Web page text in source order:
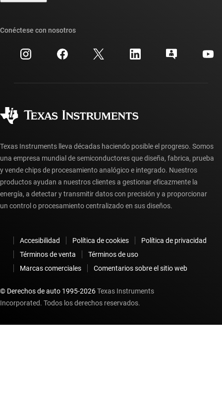
Eventos
Relaciones con los inversionistas
Foros de soporte de diseño de TI E2E™
Búsqueda de referencias cruzadas
Centro de atención al cliente
Preguntas frecuentes sobre la cuenta myTI
Preguntas frecuentes sobre pedidos
Conéctese con nosotros
Texas Instruments lleva décadas haciendo posible el progreso. Somos
una empresa mundial de semiconductores que diseña, fabrica, prueba
y vende chips de procesamiento analógico e integrado. Nuestros
productos ayudan a nuestros clientes a gestionar eficazmente la
energía, a detectar y transmitir datos con precisión y a proporcionar
un control o procesamiento centralizado en sus diseños.
Accesibilidad Política de cookies
Política de privacidad
Términos de venta
Términos de uso
Marcas comerciales
Comentarios sobre el sitio web
© Derechos de auto 1995-2026Texas Instruments
Incorporated. Todos los derechos reservados.